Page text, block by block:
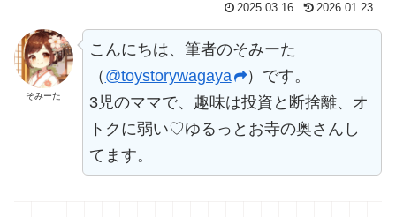
2025.03.16 2026.01.23
そみーた
こんにちは、筆者のそみーた
（ @toystorywagaya
）です。
3児のママで、趣味は投資と断捨離、オ
トクに弱い♡ゆるっとお寺の奥さんし
てます。